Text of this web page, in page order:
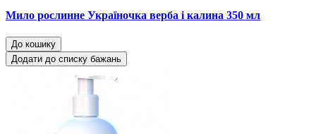
Мило рослинне Україночка верба і калина 350 мл
До кошику
Додати до списку бажань